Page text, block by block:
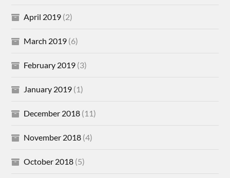
April 2019 (2)
March 2019 (6)
February 2019 (3)
January 2019 (1)
December 2018 (11)
November 2018 (4)
October 2018 (5)